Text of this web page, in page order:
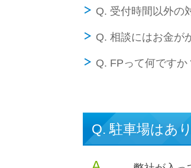
Q. 受付時間以外の
Q. 相談にはお金が
Q. FPって何ですか
Q. 駐車場はあ